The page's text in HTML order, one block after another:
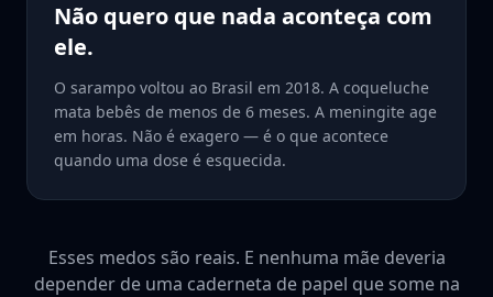
Não quero que nada aconteça com
ele.
O sarampo voltou ao Brasil em 2018. A coqueluche
mata bebês de menos de 6 meses. A meningite age
em horas. Não é exagero — é o que acontece
quando uma dose é esquecida.
Esses medos são reais. E nenhuma mãe deveria
depender de uma caderneta de papel que some na